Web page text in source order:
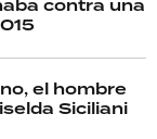
contra una
el hombre
Siciliani